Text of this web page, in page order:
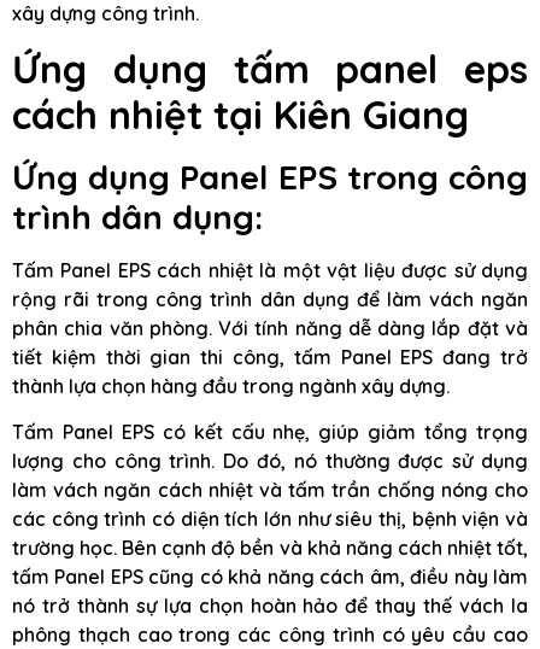
xây dựng công trình.
Ứng dụng tấm panel eps
cách nhiệt tại Kiên Giang
Ứng dụng Panel EPS trong công
trình dân dụng:
Tấm Panel EPS cách nhiệt là một vật liệu được sử dụng
rộng rãi trong công trình dân dụng để làm vách ngăn
phân chia văn phòng. Với tính năng dễ dàng lắp đặt và
tiết kiệm thời gian thi công, tấm Panel EPS đang trở
thành lựa chọn hàng đầu trong ngành xây dựng.
Tấm Panel EPS có kết cấu nhẹ, giúp giảm tổng trọng
lượng cho công trình. Do đó, nó thường được sử dụng
làm vách ngăn cách nhiệt và tấm trần chống nóng cho
các công trình có diện tích lớn như siêu thị, bệnh viện và
trường học. Bên cạnh độ bền và khả năng cách nhiệt tốt,
tấm Panel EPS cũng có khả năng cách âm, điều này làm
nó trở thành sự lựa chọn hoàn hảo để thay thế vách la
phông thạch cao trong các công trình có yêu cầu cao